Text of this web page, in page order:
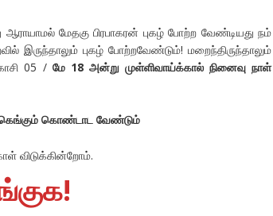
மேதகு பிரபாகரன் புகழ் போற்ற வேண்டியது நம்
புகழ் போற்றவேண்டும்! மறைந்திருந்தாலும்
05 / மே 18 அன்று முள்ளிவாய்க்கால் நினைவு நாள்
கொண்டாட வேண்டும்
விடுக்கின்றோம்.